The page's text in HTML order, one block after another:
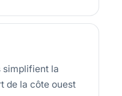
simplifient la
de la côte ouest